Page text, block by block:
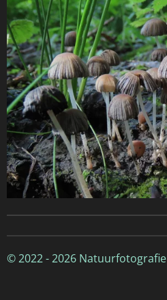
© 2022 - 2026 Natuurfotografie